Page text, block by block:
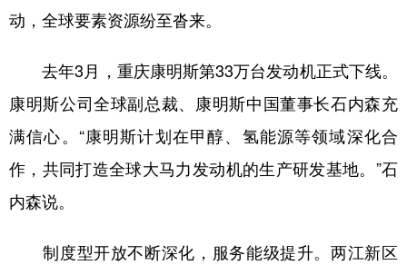
动，全球要素资源纷至沓来。
去年3月，重庆康明斯第33万台发动机正式下线。
康明斯公司全球副总裁、康明斯中国董事长石内森充
满信心。“康明斯计划在甲醇、氢能源等领域深化合
作，共同打造全球大马力发动机的生产研发基地。”石
内森说。
制度型开放不断深化，服务能级提升。两江新区